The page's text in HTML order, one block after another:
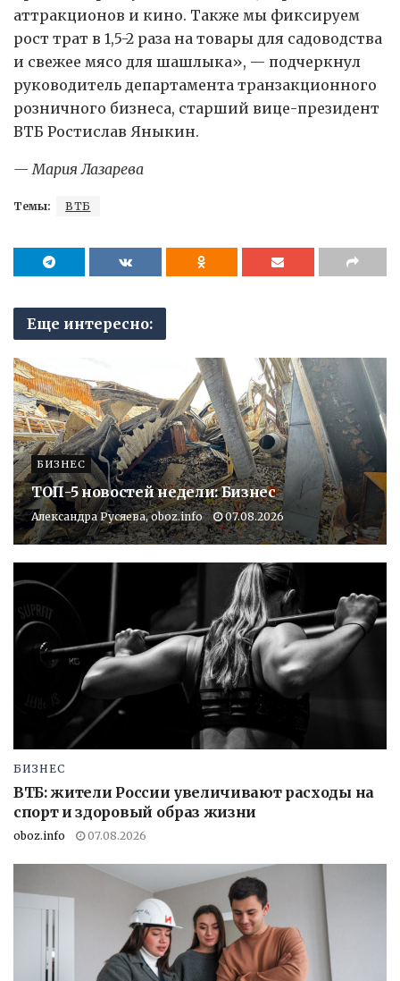
аттракционов и кино. Также мы фиксируем
рост трат в 1,5-2 раза на товары для садоводства
и свежее мясо для шашлыка», — подчеркнул
руководитель департамента транзакционного
розничного бизнеса, старший вице-президент
ВТБ Ростислав Яныкин.
— Мария Лазарева
Темы: ВТБ
Еще интересно:
БИЗНЕС
ТОП-5 новостей недели: Бизнес
Александра Русяева, oboz.info 07.08.2026
БИЗНЕС
ВТБ: жители России увеличивают расходы на
спорт и здоровый образ жизни
oboz.info 07.08.2026